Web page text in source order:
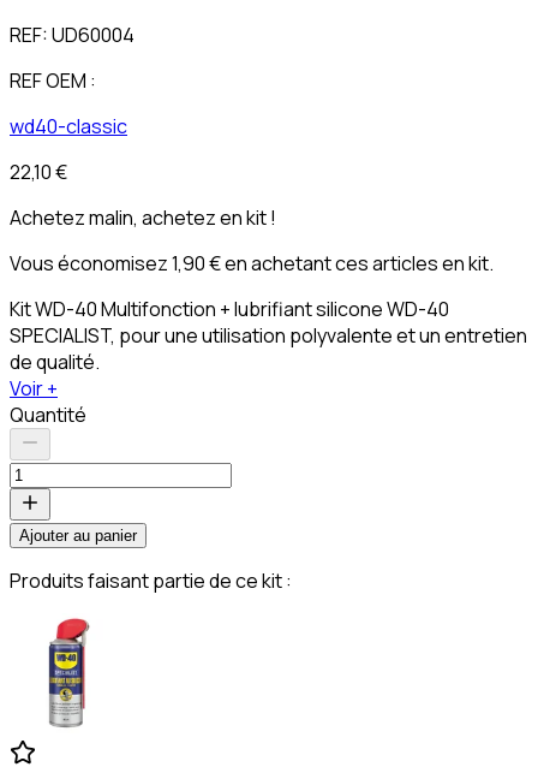
REF:UD60004
REF OEM :
wd40-classic
22,10 €
Achetez malin, achetez en kit !
Vous économisez 1,90 € en achetant ces articles en kit.
Kit WD-40 Multifonction + lubrifiant silicone WD-40
SPECIALIST, pour une utilisation polyvalente et un entretien
de qualité.
Voir +
Quantité
Ajouter au panier
Produits faisant partie de ce kit :